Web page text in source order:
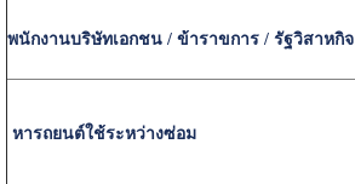
พนักงานบริษัทเอกชน / ข้าราขการ / รัฐวิสาหกิจ
หารถยนต์ใช้ระหว่างซ่อม